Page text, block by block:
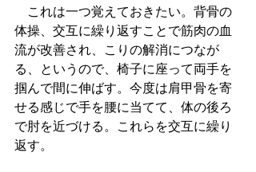
これは一つ覚えておきたい。背骨の
体操、交互に繰り返すことで筋肉の血
流が改善され、こりの解消につなが
る、というので、椅子に座って両手を
掴んで間に伸ばす。今度は肩甲骨を寄
せる感じで手を腰に当てて、体の後ろ
で肘を近づける。これらを交互に繰り
返す。